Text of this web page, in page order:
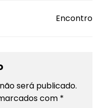
Encontro
será publicado.
com *